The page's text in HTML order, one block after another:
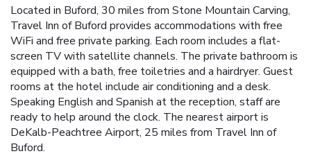
Located in Buford, 30 miles from Stone Mountain Carving,
Travel Inn of Buford provides accommodations with free
WiFi and free private parking. Each room includes a flat-
screen TV with satellite channels. The private bathroom is
equipped with a bath, free toiletries and a hairdryer. Guest
rooms at the hotel include air conditioning and a desk.
Speaking English and Spanish at the reception, staff are
ready to help around the clock. The nearest airport is
DeKalb-Peachtree Airport, 25 miles from Travel Inn of
Buford.